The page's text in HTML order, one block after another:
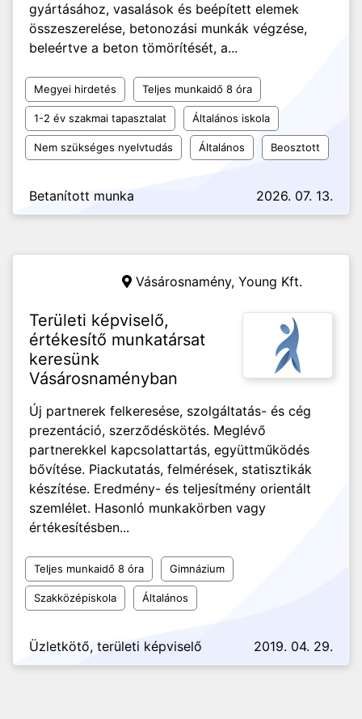
gyártásához, vasalások és beépített elemek
összeszerelése, betonozási munkák végzése,
beleértve a beton tömörítését, a...
Megyei hirdetés Teljes munkaidő 8 óra
1-2 év szakmai tapasztalat Általános iskola
Nem szükséges nyelvtudás Általános Beosztott
Betanított munka 2026. 07. 13.
Vásárosnamény, Young Kft.
Területi képviselő,
értékesítő munkatársat
keresünk
Vásárosnaményban
Új partnerek felkeresése, szolgáltatás- és cég
prezentáció, szerződéskötés. Meglévő
partnerekkel kapcsolattartás, együttműködés
bővítése. Piackutatás, felmérések, statisztikák
készítése. Eredmény- és teljesítmény orientált
szemlélet. Hasonló munkakörben vagy
értékesítésben...
Teljes munkaidő 8 óra Gimnázium
Szakközépiskola Általános
Üzletkötő, területi képviselő 2019. 04. 29.